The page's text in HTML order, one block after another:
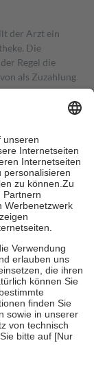
der Arzt ein
Die
Regel die
als Zuzahlung
von zehn
die tatsächlichen
Apotheken.
die
je
Gesundheit zu
unterstützen,
18. Lebensjahr
die von der